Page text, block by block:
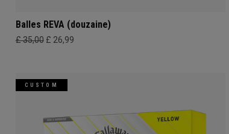
Balles REVA (douzaine)
£ 35,00 £ 26,99
CUSTOM